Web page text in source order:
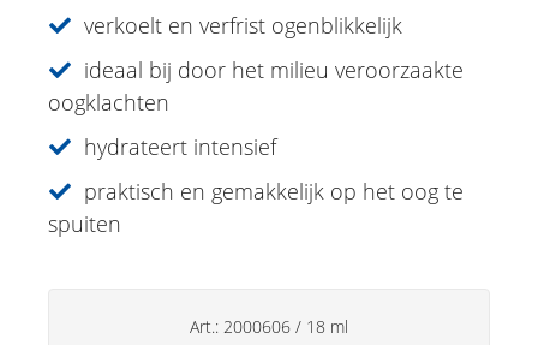
Ooglidspray met ogentroost
Herbal Active Fluid Massage Roll-on
Lipverzorging
Deo's
Handverzorging
verkoelt en verfrist ogenblikkelijk
ideaal bij door het milieu veroorzaakte
oogklachten
hydrateert intensief
praktisch en gemakkelijk op het oog te
spuiten
Art.: 2000606 / 18 ml